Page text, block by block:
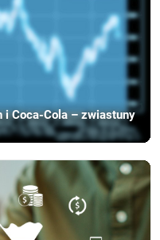
i Coca-Cola – zwiastuny